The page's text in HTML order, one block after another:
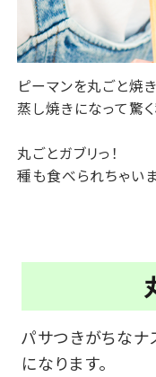
ピーマンを丸ごと焼き
蒸し焼きになって驚
丸ごとガブリっ！
種も食べられちゃいま
パサつきがちなナ
になります。